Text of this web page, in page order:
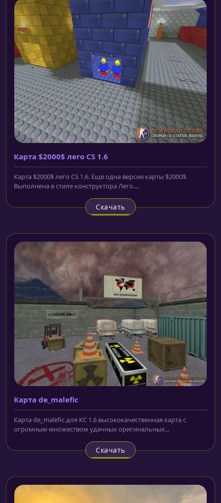
Карта $2000$ лего CS 1.6
Карта $2000$ лего CS 1.6. Еще одна версия карты $2000$.
Выполнена в стиле конструктора Лего....
Скачать
Карта de_malefic
Карта de_malefic для КС 1.6 высококачественная карта с
огромным множеством удачных оригинальных...
Скачать